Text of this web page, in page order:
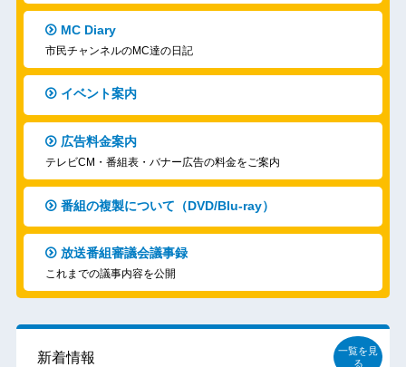
MC Diary
市民チャンネルのMC達の日記
イベント案内
広告料金案内
テレビCM・番組表・バナー広告の料金をご案内
番組の複製について（DVD/Blu-ray）
放送番組審議会議事録
これまでの議事内容を公開
新着情報
一覧を見
る